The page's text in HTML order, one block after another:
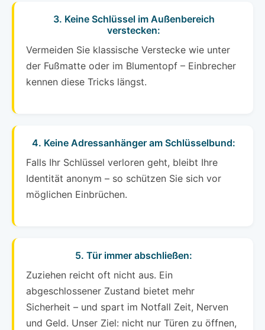
3. Keine Schlüssel im Außenbereich
verstecken:
Vermeiden Sie klassische Verstecke wie unter
der Fußmatte oder im Blumentopf – Einbrecher
kennen diese Tricks längst.
4. Keine Adressanhänger am Schlüsselbund:
Falls Ihr Schlüssel verloren geht, bleibt Ihre
Identität anonym – so schützen Sie sich vor
möglichen Einbrüchen.
5. Tür immer abschließen:
Zuziehen reicht oft nicht aus. Ein
abgeschlossener Zustand bietet mehr
Sicherheit – und spart im Notfall Zeit, Nerven
und Geld. Unser Ziel: nicht nur Türen zu öffnen,